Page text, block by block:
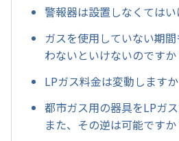
警報器は設置しなくては
ガスを使用していない期
わないといけないのですか
LPガス料金は変動しますか
都市ガス用の器具をLPガ
また、その逆は可能ですか